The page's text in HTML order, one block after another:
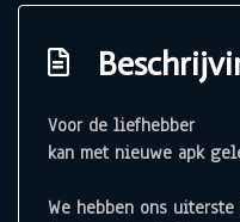
Voor de liefhebber
kan met nieuwe apk
We hebben ons